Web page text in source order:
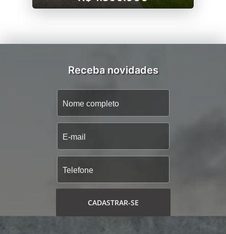
Receba novidades
CADASTRAR-SE